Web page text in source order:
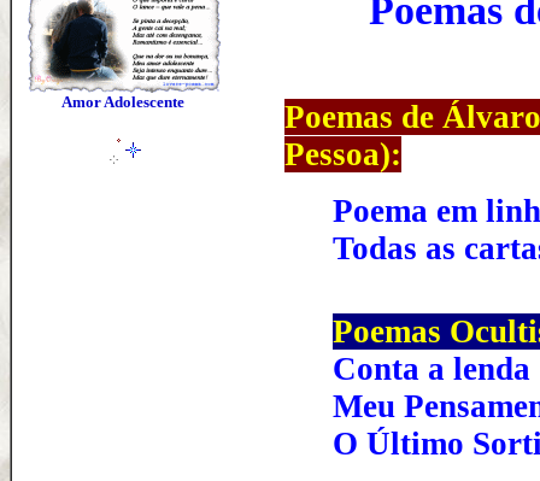
Amor Adolescente
Poemas
Poemas de
Pessoa):
Poema em
Todas as
Poemas
Conta a
Meu
O Último